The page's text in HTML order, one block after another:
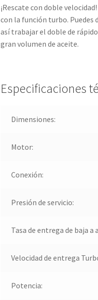
¡Rescate con doble
con la función turbo. Puedes
así trabajar el doble de
gran volumen de aceite.
Especificaciones
Dimensiones:
Motor:
Conexión:
Presión de servicio:
Tasa de entrega de baja a
Velocidad de entrega
Potencia: